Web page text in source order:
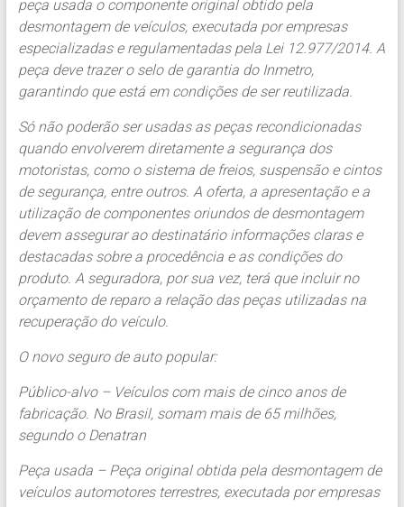
peça usada o componente original obtido pela
desmontagem de veículos, executada por empresas
especializadas e regulamentadas pela Lei 12.977/2014. A
peça deve trazer o selo de garantia do Inmetro,
garantindo que está em condições de ser reutilizada.
Só não poderão ser usadas as peças recondicionadas
quando envolverem diretamente a segurança dos
motoristas, como o sistema de freios, suspensão e cintos
de segurança, entre outros. A oferta, a apresentação e a
utilização de componentes oriundos de desmontagem
devem assegurar ao destinatário informações claras e
destacadas sobre a procedência e as condições do
produto. A seguradora, por sua vez, terá que incluir no
orçamento de reparo a relação das peças utilizadas na
recuperação do veículo.
O novo seguro de auto popular:
Público-alvo – Veículos com mais de cinco anos de
fabricação. No Brasil, somam mais de 65 milhões,
segundo o Denatran
Peça usada – Peça original obtida pela desmontagem de
veículos automotores terrestres, executada por empresas